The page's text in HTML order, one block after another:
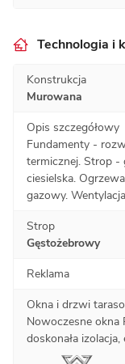
Technologia i
Konstrukcja
Murowana
Opis szczegółowy
Fundamenty -
termicznej. Strop -
ciesielska.
gazowy.
Strop
Gęstożebrowy
Reklama
Okna i drzwi
Nowoczesne okna
doskonała